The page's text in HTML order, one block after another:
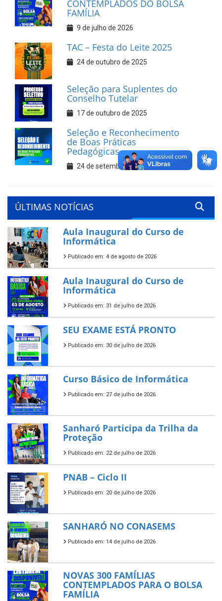
CONTEMPLADOS DO BOLSA
FAMÍLIA
9 de julho de 2026
TAC – Festa do Leite 2025
24 de outubro de 2025
Seleção para Suplentes do
Conselho Tutelar
17 de outubro de 2025
Seleção e Reconhecimento
de Boas Práticas
Pedagógicas
24 de setembro de 2025
ÚLTIMAS NOTÍCIAS
Aula Inaugural do Curso de
Informática
Publicado em: 4 de agosto de 2026
Aula Inaugural do Curso de
Informática
Publicado em: 31 de julho de 2026
SEU EXAME ESTÁ PRONTO
Publicado em: 30 de julho de 2026
Curso Básico de Informática
Publicado em: 27 de julho de 2026
Sanharó Participa da Trilha da
Proteção
Publicado em: 22 de julho de 2026
PNAB – Ciclo II
Publicado em: 20 de julho de 2026
SANHARÓ NO CONASEMS
Publicado em: 14 de julho de 2026
NOVAS 300 FAMÍLIAS
CONTEMPLADOS PARA O BOLSA
FAMÍLIA